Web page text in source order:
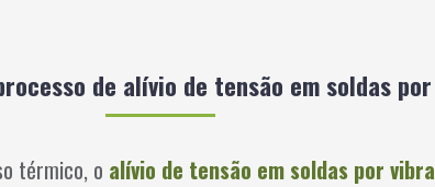
de alívio de tensão em soldas
térmico, o alívio de tensão em soldas por